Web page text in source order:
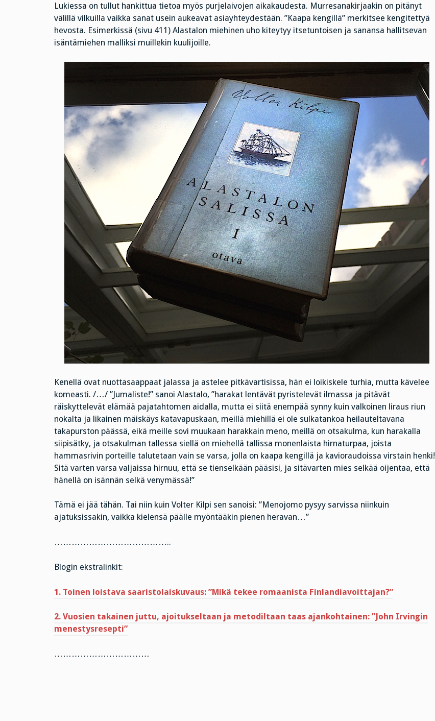
Lukiessa on tullut hankittua tietoa myös purjelaivojen aikakaudesta. Murresanakirjaakin on pitänyt
välillä vilkuilla vaikka sanat usein aukeavat asiayhteydestään. ”Kaapa kengillä” merkitsee kengitettyä
hevosta. Esimerkissä (sivu 411) Alastalon miehinen uho kiteytyy itsetuntoisen ja sanansa hallitsevan
isäntämiehen malliksi muillekin kuulijoille.
Kenellä ovat nuottasaappaat jalassa ja astelee pitkävartisissa, hän ei loikiskele turhia, mutta kävelee
komeasti. /…/ ”Jumaliste!” sanoi Alastalo, ”harakat lentävät pyristelevät ilmassa ja pitävät
räiskyttelevät elämää pajatahtomen aidalla, mutta ei siitä enempää synny kuin valkoinen liraus riun
nokalta ja likainen mäiskäys katavapuskaan, meillä miehillä ei ole sulkatankoa heilauteltavana
takapurston päässä, eikä meille sovi muukaan harakkain meno, meillä on otsakulma, kun harakalla
siipisätky, ja otsakulman tallessa siellä on miehellä tallissa monenlaista hirnaturpaa, joista
hammasrivin porteille talutetaan vain se varsa, jolla on kaapa kengillä ja kavioraudoissa virstain henki!
Sitä varten varsa valjaissa hirnuu, että se tienselkään pääsisi, ja sitävarten mies selkää oijentaa, että
hänellä on isännän selkä venymässä!”
Tämä ei jää tähän. Tai niin kuin Volter Kilpi sen sanoisi: ”Menojomo pysyy sarvissa niinkuin
ajatuksissakin, vaikka kielensä päälle myöntääkin pienen heravan…”
…………………………………..
Blogin ekstralinkit:
1. Toinen loistava saaristolaiskuvaus: ”Mikä tekee romaanista Finlandiavoittajan?”
2. Vuosien takainen juttu, ajoitukseltaan ja metodiltaan taas ajankohtainen: ”John Irvingin
menestysresepti”
……………………………